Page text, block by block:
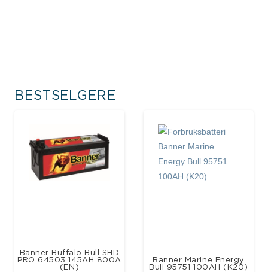
BESTSELGERE
Banner Buffalo Bull SHD
PRO 64503 145AH 800A
(EN)
Banner Marine Energy
Bull 95751 100AH (K20)